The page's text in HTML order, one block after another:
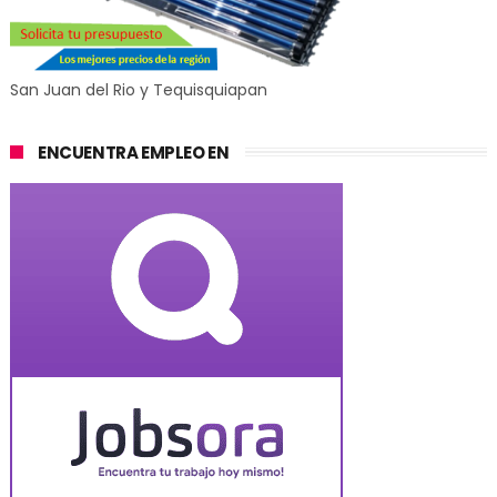
San Juan del Rio y Tequisquiapan
ENCUENTRA EMPLEO EN